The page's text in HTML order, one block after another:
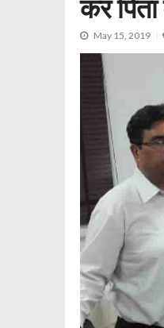
कर
May 15, 2019